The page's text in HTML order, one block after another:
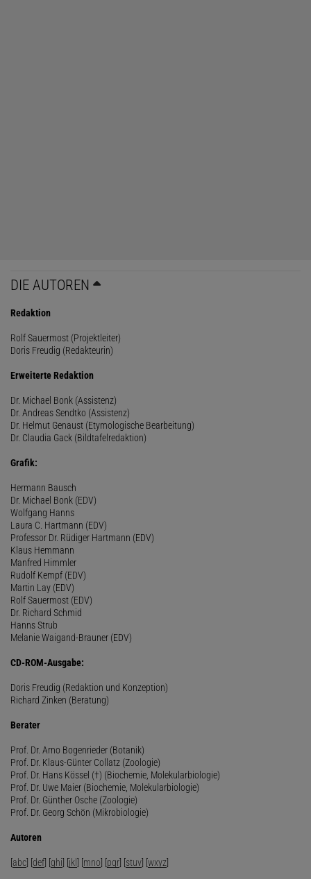
DIE AUTOREN
Redaktion
Rolf Sauermost (Projektleiter)
Doris Freudig (Redakteurin)
Erweiterte Redaktion
Dr. Michael Bonk (Assistenz)
Dr. Andreas Sendtko (Assistenz)
Dr. Helmut Genaust (Etymologische Bearbeitung)
Dr. Claudia Gack (Bildtafelredaktion)
Grafik:
Hermann Bausch
Dr. Michael Bonk (EDV)
Wolfgang Hanns
Laura C. Hartmann (EDV)
Professor Dr. Rüdiger Hartmann (EDV)
Klaus Hemmann
Manfred Himmler
Rudolf Kempf (EDV)
Martin Lay (EDV)
Rolf Sauermost (EDV)
Dr. Richard Schmid
Hanns Strub
Melanie Waigand-Brauner (EDV)
CD-ROM-Ausgabe:
Doris Freudig (Redaktion und Konzeption)
Richard Zinken (Beratung)
Berater
Prof. Dr. Arno Bogenrieder (Botanik)
Prof. Dr. Klaus-Günter Collatz (Zoologie)
Prof. Dr. Hans Kössel (†) (Biochemie, Molekularbiologie)
Prof. Dr. Uwe Maier (Biochemie, Molekularbiologie)
Prof. Dr. Günther Osche (Zoologie)
Prof. Dr. Georg Schön (Mikrobiologie)
Autoren
[abc] [def] [ghi] [jkl] [mno] [pqr] [stuv] [wxyz]